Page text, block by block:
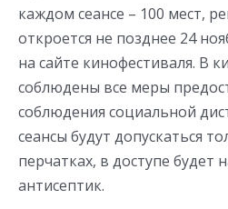
каждом сеансе – 100 мест,
откроется не позднее 24
на сайте кинофестиваля. В
соблюдены все меры
соблюдения социальной
сеансы будут допускаться
перчатках, в доступе будет
антисептик.